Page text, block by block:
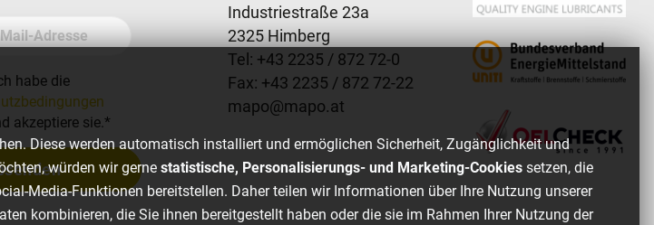
Ihre E-Mail-Adresse
habe die
akzeptiere sie.*
Industriestraße 23a
2325 Himberg
Tel: +43 2235 / 872 72-0
Fax: +43 2235 / 872 72-22
mapo@mapo.at
Diese werden automatisch installiert und ermöglichen Sicherheit, Zugänglichkeit und
würden wir gerne statistische, Personalisierungs- und Marketing-Cookies setzen, die
Media-Funktionen bereitstellen. Daher teilen wir Informationen über Ihre Nutzung unserer
kombinieren, die Sie ihnen bereitgestellt haben oder die sie im Rahmen Ihrer Nutzung der